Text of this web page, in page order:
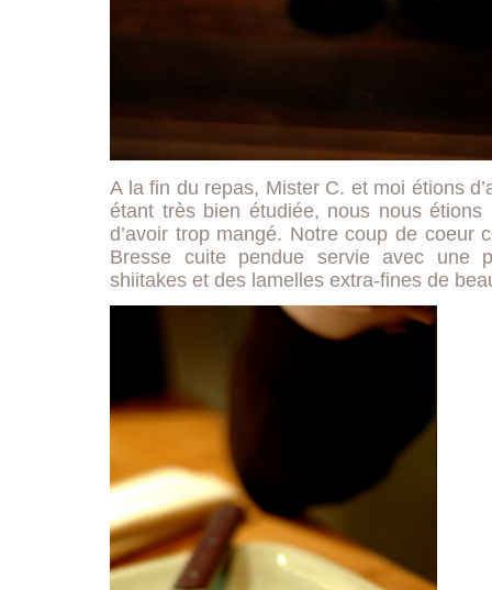
A la fin du repas, Mister C. et moi étions
étant très bien étudiée, nous nous étions
d’avoir trop mangé. Notre coup de coeur
Bresse cuite pendue servie avec une
shiitakes et des lamelles extra-fines de